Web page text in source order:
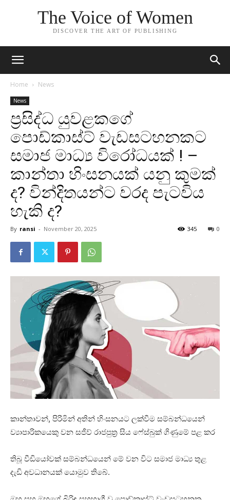
The Voice of Women
DISCOVER THE ART OF PUBLISHING
Home News
News
ප්‍රසිද්ධ යුවළකගේ
පොඩ්කාස්ට් වැඩසටහනකට
සමාජ මාධ්‍ය විරෝධයක් ! –
කාන්තා හිංසනයක් යනු කුමක්
ද? වින්දිතයන්ට වරද පැටවිය
හැකි ද?
By ransi - November 20, 2025 0
345
කාන්තාවන්, පිරිමින් අතින් හිංසනයට ලක්වීම සම්බන්ධයෙන්
ව්‍යාපාරිකයෙකු වන සජීව් රාජපුත්‍ර සිය ෆේස්බුක් ගිණුමේ පළ කර
තිබූ වීඩියෝවක් සම්බන්ධයෙන් මේ වන විට සමාජ මාධ්‍ය තුළ
දැඩි අවධානයක් යොමුව තිබේ.